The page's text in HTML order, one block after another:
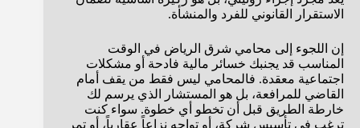
الاستقرار القانوني للفرد والمنشأة.
إن اللجوء إلى محامي شرق الرياض في الوقت
المناسب قد يجنبك خسائر مالية فادحة أو مشكلات
اجتماعية معقدة. فالمحامي ليس فقط من يقف أمام
القاضي للمرافعة، بل هو المستشار الذي يرسم لك
خارطة الطريق قبل أن تخطو أي خطوة. سواء كنت
ترغب في تأسيس شركة، أو تواجه نزاعاً عقارياً، أو تمر